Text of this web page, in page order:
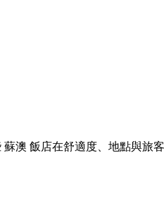
澳 飯店在舒適度、地點與旅